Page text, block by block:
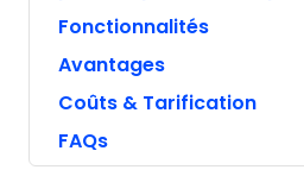
Fonctionnalités
Avantages
Coûts & Tarification
FAQs